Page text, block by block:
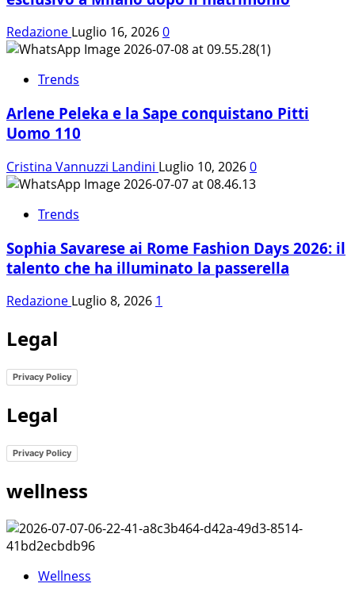
Redazione Luglio 16, 20260
Trends
Arlene Peleka e la Sape conquistano Pitti
Uomo 110
Cristina Vannuzzi Landini Luglio 10, 20260
Trends
Sophia Savarese ai Rome Fashion Days 2026: il
talento che ha illuminato la passerella
Redazione Luglio 8, 2026 1
Legal
Privacy Policy
Legal
Privacy Policy
wellness
Wellness